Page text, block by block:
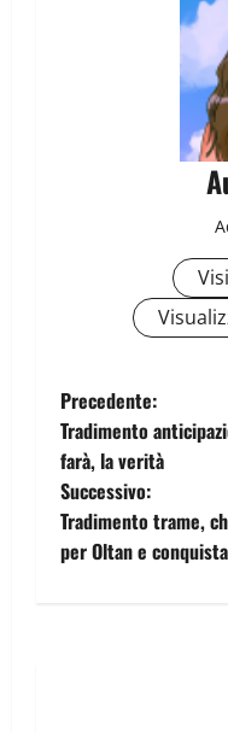
Precedente:
Tradimento
farà, la verità
Successivo:
Tradimento trame,
per Oltan e